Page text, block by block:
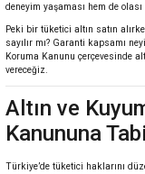
deneyim yaşaması hem de
Peki bir tüketici altın satın
sayılır mı? Garanti kapsamı
Koruma Kanunu çerçevesinde
vereceğiz.
Altın ve
Kanununa
Türkiye’de tüketici haklarını